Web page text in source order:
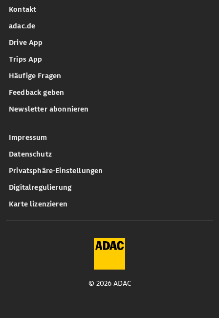
Kontakt
adac.de
Drive App
Trips App
Häufige Fragen
Feedback geben
Newsletter abonnieren
Impressum
Datenschutz
Privatsphäre-Einstellungen
Digitalregulierung
Karte lizenzieren
© 2026 ADAC